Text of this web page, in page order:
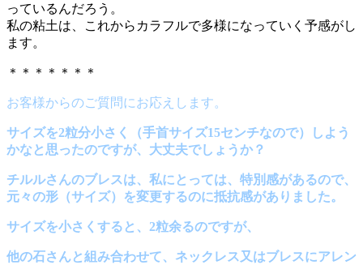
っているんだろう。
私の粘土は、これからカラフルで多様になっていく予感がし
ます。
＊＊＊＊＊＊＊
お客様からのご質問にお応えします。
サイズを2粒分小さく（手首サイズ15センチなので）しよう
かなと思ったのですが、大丈夫でしょうか？
チルルさんのブレスは、私にとっては、特別感があるので、
元々の形（サイズ）を変更するのに抵抗感がありました。
サイズを小さくすると、2粒余るのですが、
他の石さんと組み合わせて、ネックレス又はブレスにアレン